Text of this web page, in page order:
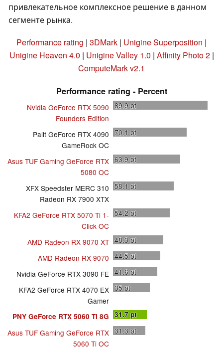
привлекательное комплексное решение в данном
сегменте рынка.
Performance rating | 3DMark | Unigine Superposition |
Unigine Heaven 4.0 | Unigine Valley 1.0 | Affinity Photo 2|
ComputeMark v2.1
Performance rating - Percent
Nvidia GeForce RTX 5090
Founders Edition
89.9 pt
Palit GeForce RTX 4090
GameRock OC
70.1 pt
Asus TUF Gaming GeForce RTX
5080 OC
63.9 pt
XFX Speedster MERC 310
Radeon RX 7900 XTX
58.1 pt
KFA2 GeForce RTX 5070 Ti 1-
Click OC
54.2 pt
AMD Radeon RX 9070 XT 48.3 pt
AMD Radeon RX 9070 44.5 pt
Nvidia GeForce RTX 3090 FE 41.6 pt
KFA2 GeForce RTX 4070 EX
Gamer
35 pt
PNY GeForce RTX 5060 Ti 8G 31.7pt
Asus TUF Gaming GeForce RTX
5060 Ti OC
31.3 pt